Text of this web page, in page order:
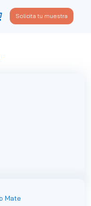
Solicita tu muestra
Mate